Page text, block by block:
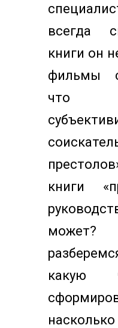
всегда
книги он
фильмы
что
книги
может?
какую